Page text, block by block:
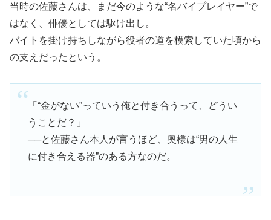
当時の佐藤さんは、まだ今のような“名バイプレイヤー”で
はなく、俳優としては駆け出し。
バイトを掛け持ちしながら役者の道を模索していた頃から
の支えだったという。
「“金がない”っていう俺と付き合うって、どうい
うことだ？」
──と佐藤さん本人が言うほど、奥様は“男の人生
に付き合える器”のある方なのだ。